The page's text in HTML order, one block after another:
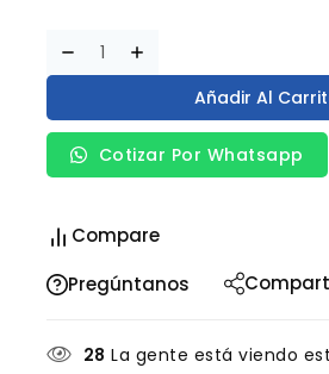
Añadir Al
Cotizar Por Whatsapp
Compare
Pregúntanos
28 La gente está viendo